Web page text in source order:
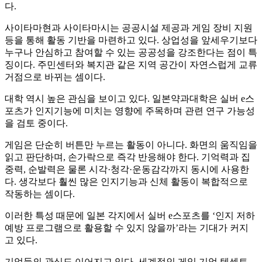
다.
사이타마현과 사이타마시는 공공시설 제공과 게임 장비 지원
등을 통해 활동 기반을 마련하고 있다. 상업성을 앞세우기보다
누구나 안심하고 참여할 수 있는 공공성을 강조한다는 점이 특
징이다. 주민센터와 복지관 같은 지역 공간이 자연스럽게 교류
거점으로 바뀌는 셈이다.
대학 역시 높은 관심을 보이고 있다. 일본약과대학은 실버 e스
포츠가 인지기능에 미치는 영향에 주목하며 관련 연구 가능성
을 검토 중이다.
게임은 단순히 버튼만 누르는 활동이 아니다. 화면의 움직임을
읽고 판단하며, 손가락으로 즉각 반응해야 한다. 기억력과 집
중력, 순발력은 물론 시각·청각·운동감각까지 동시에 사용한
다. 생각보다 훨씬 많은 인지기능과 신체 활동이 복합적으로
작동하는 셈이다.
이러한 특성 때문에 일본 각지에서 실버 e스포츠를 ‘인지 저하
예방 프로그램으로 활용할 수 있지 않을까’라는 기대가 커지
고 있다.